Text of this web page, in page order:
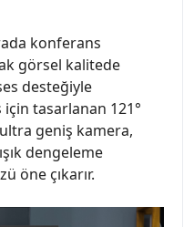
konferans
görsel kalitede
desteğiyle
tasarlanan 121°
geniş kamera,
dengeleme
öne çıkarır.